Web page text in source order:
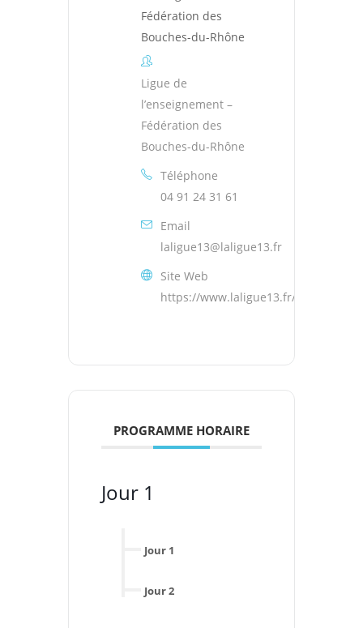
Ligue de
l’enseignement –
Fédération des
Bouches-du-Rhône
Téléphone
04 91 24 31 61
Email
laligue13@laligue13.fr
Site Web
https://www.laligue13.fr/
PROGRAMME HORAIRE
Jour 1
Jour 1
Jour 2